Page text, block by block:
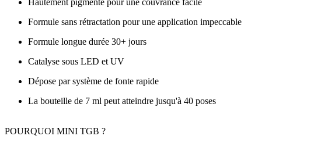
Hautement pigmenté pour une couvrance facile
Formule sans rétractation pour une application impeccable
Formule longue durée 30+ jours
Catalyse sous LED et UV
Dépose par système de fonte rapide
La bouteille de 7 ml peut atteindre jusqu'à 40 poses
POURQUOI MINI TGB ?